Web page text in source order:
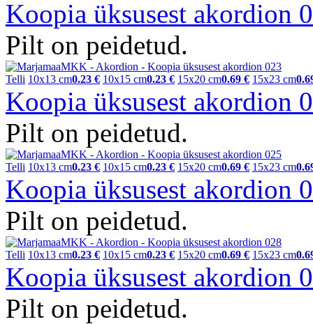
Koopia üksusest akordion
Pilt on peidetud.
Telli 10x13 cm0.23 € 10x15 cm0.23 € 15x20 cm0.69 € 15x23 cm
Koopia üksusest akordion
Pilt on peidetud.
Telli 10x13 cm0.23 € 10x15 cm0.23 € 15x20 cm0.69 € 15x23 cm
Koopia üksusest akordion
Pilt on peidetud.
Telli 10x13 cm0.23 € 10x15 cm0.23 € 15x20 cm0.69 € 15x23 cm
Koopia üksusest akordion
Pilt on peidetud.